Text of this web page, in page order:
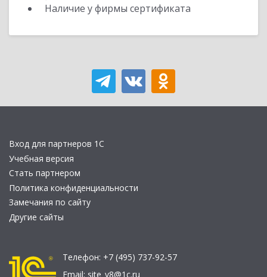
Наличие у фирмы сертификата
Вход для партнеров 1С
Учебная версия
Стать партнером
Политика конфиденциальности
Замечания по сайту
Другие сайты
Телефон: +7 (495) 737-92-57
Email: site_v8@1c.ru